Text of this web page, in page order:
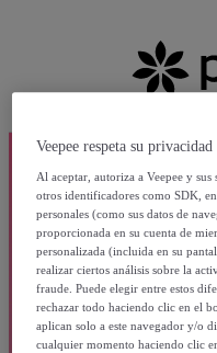
Veepee respeta su privacidad
Al aceptar, autoriza a Veepee y
otros identificadores como SDK,
personales (como sus datos de
proporcionada en su cuenta de
personalizada (incluida en su
realizar ciertos análisis sobre la
fraude. Puede elegir entre estos
rechazar todo haciendo clic en el
aplican solo a este navegador y/o
cualquier momento haciendo clic